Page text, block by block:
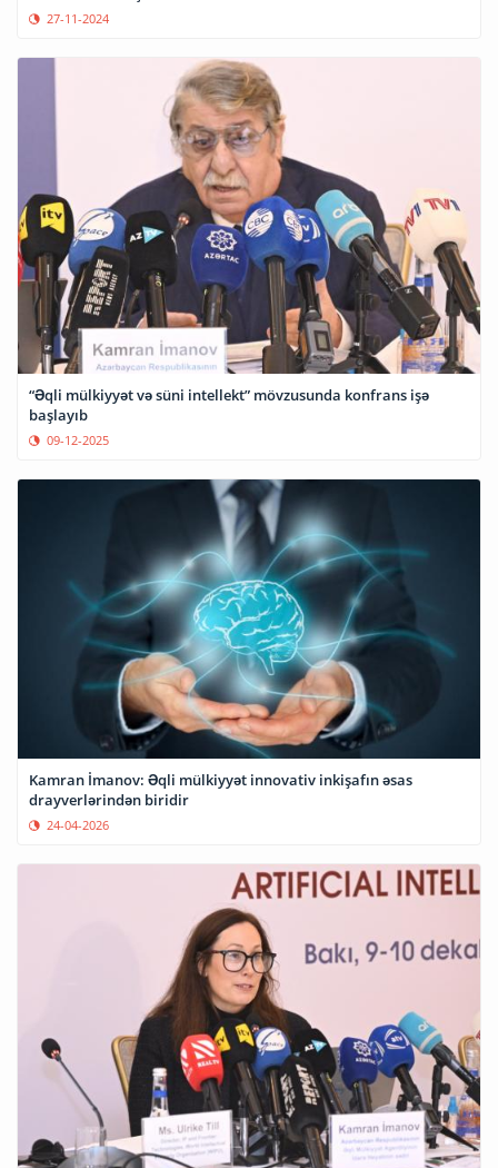
27-11-2024
“Əqli mülkiyyət və süni intellekt” mövzusunda konfrans işə
başlayıb
09-12-2025
Kamran İmanov: Əqli mülkiyyət innovativ inkişafın əsas
drayverlərindən biridir
24-04-2026